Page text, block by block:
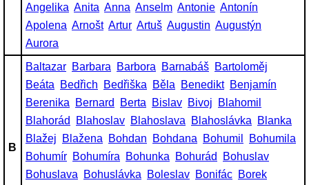
Angelika Anita Anna Anselm Antonie Antonín
Apolena Arnošt Artur Artuš Augustin Augustýn
Aurora
B
Baltazar Barbara Barbora Barnabáš Bartoloměj
Beáta
Bedřich Bedřiška Běla Benedikt Benjamín
Berenika
Bernard Berta Bislav Bivoj
Blahomil
Blahorád
Blahoslav Blahoslava Blahoslávka
Blanka
Blažej
Blažena Bohdan Bohdana Bohumil
Bohumila
Bohumír Bohumíra Bohunka Bohurád
Bohuslav
Bohuslava
Bohuslávka Boleslav Bonifác Borek